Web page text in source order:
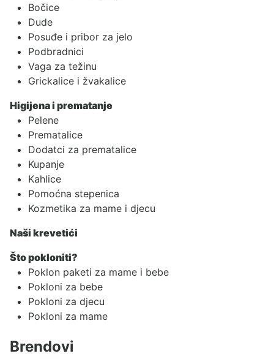
Bočice
Dude
Posuđe i pribor za jelo
Podbradnici
Vaga za težinu
Grickalice i žvakalice
Higijena i prematanje
Pelene
Prematalice
Dodatci za prematalice
Kupanje
Kahlice
Pomoćna stepenica
Kozmetika za mame i djecu
Naši krevetići
Što pokloniti?
Poklon paketi za mame i bebe
Pokloni za bebe
Pokloni za djecu
Pokloni za mame
Brendovi